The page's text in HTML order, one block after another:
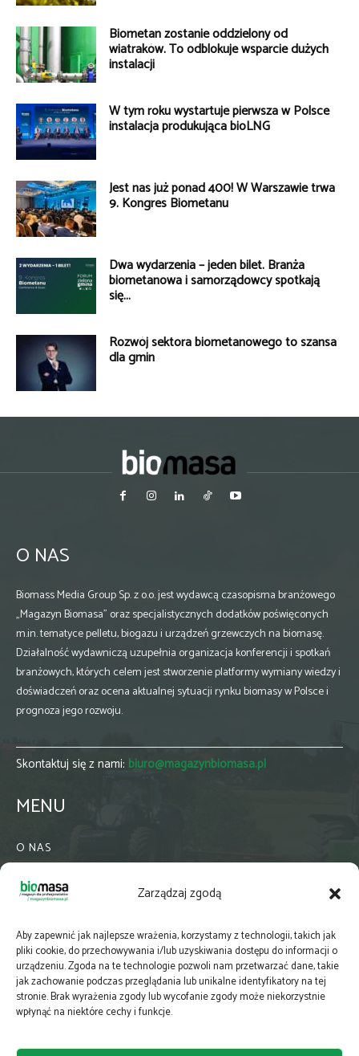
Zarządzaj zgodą
Aby zapewnić jak najlepsze wrażenia, korzystamy z technologii, takich jak
pliki cookie, do przechowywania i/lub uzyskiwania dostępu do informacji o
urządzeniu. Zgoda na te technologie pozwoli nam przetwarzać dane, takie
jak zachowanie podczas przeglądania lub unikalne identyfikatory na tej
stronie. Brak wyrażenia zgody lub wycofanie zgody może niekorzystnie
wpłynąć na niektóre cechy i funkcje.
Biometan zostanie oddzielony od
wiatraków. To odblokuje wsparcie dużych
instalacji
W tym roku wystartuje pierwsza w Polsce
instalacja produkująca bioLNG
Jest nas już ponad 400! W Warszawie trwa
9. Kongres Biometanu
Dwa wydarzenia – jeden bilet. Branża
biometanowa i samorządowcy spotkają
się...
Rozwój sektora biometanowego to szansa
dla gmin
O NAS
Biomass Media Group Sp. z o.o. jest wydawcą czasopisma branżowego
„Magazyn Biomasa” oraz specjalistycznych dodatków poświęconych
m.in. tematyce pelletu, biogazu i urządzeń grzewczych na biomasę.
Działalność wydawniczą uzupełnia organizacja konferencji i spotkań
branżowych, których celem jest stworzenie platformy wymiany wiedzy i
doświadczeń oraz ocena aktualnej sytuacji rynku biomasy w Polsce i
prognoza jego rozwoju.
Skontaktuj się z nami: biuro@magazynbiomasa.pl
MENU
O NAS
WSPÓŁPRACA
PRENUMERATA
NEWSLETTER
MAPY
E-WYDANIE